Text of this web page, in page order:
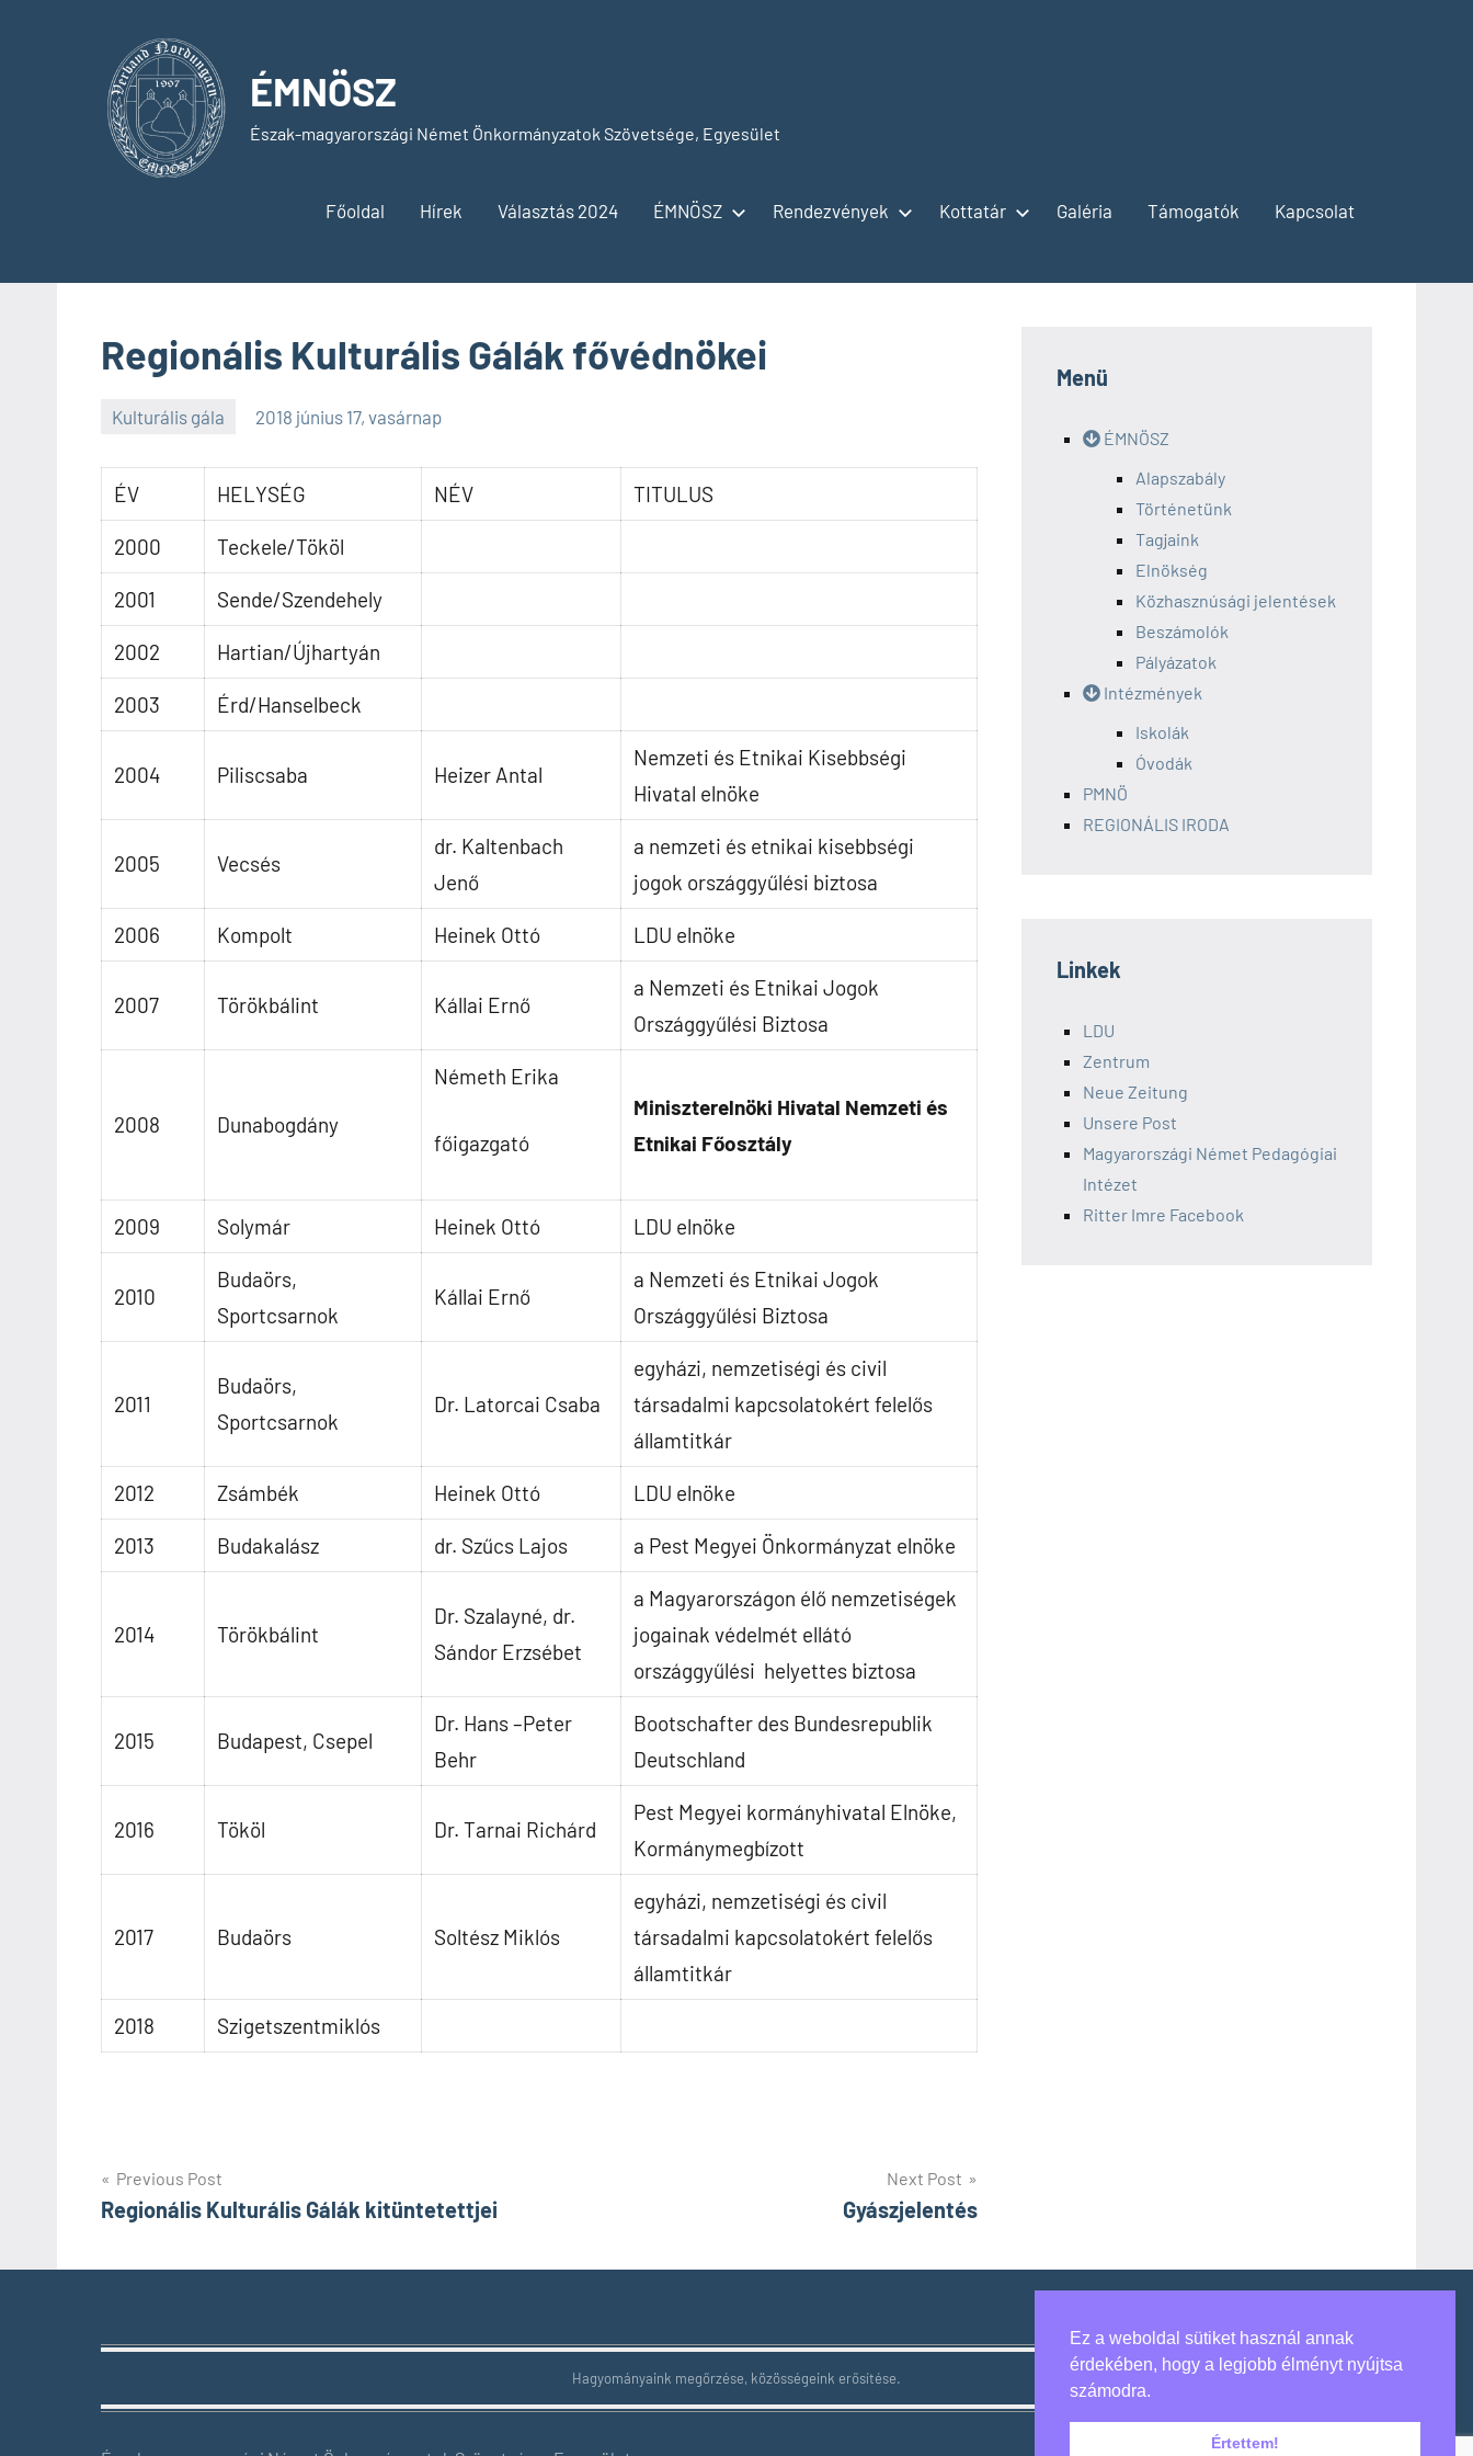
ÉMNÖSZ
Észak-magyarországi Német Önkormányzatok Szövetsége, Egyesület
Főoldal Hírek Választás 2024 ÉMNÖSZ Rendezvények Kottatár Galéria Támogatók Kapcsolat
Regionális Kulturális Gálák fővédnökei
Kulturális gála 2018 június 17, vasárnap
ÉV HELYSÉG NÉV TITULUS
2000 Teckele/Tököl
2001 Sende/Szendehely
2002 Hartian/Újhartyán
2003 Érd/Hanselbeck
2004 Piliscsaba Heizer Antal
Nemzeti és Etnikai Kisebbségi
Hivatal elnöke
2005 Vecsés
dr. Kaltenbach
Jenő
a nemzeti és etnikai kisebbségi
jogok országgyűlési biztosa
2006 Kompolt Heinek Ottó LDU elnöke
2007 Törökbálint Kállai Ernő
a Nemzeti és Etnikai Jogok
Országgyűlési Biztosa
2008 Dunabogdány
Németh Erika
főigazgató
Miniszterelnöki Hivatal Nemzeti és
Etnikai Főosztály
2009 Solymár Heinek Ottó LDU elnöke
2010
Budaörs,
Sportcsarnok
Kállai Ernő
a Nemzeti és Etnikai Jogok
Országgyűlési Biztosa
2011
Budaörs,
Sportcsarnok
Dr. Latorcai Csaba
egyházi, nemzetiségi és civil
társadalmi kapcsolatokért felelős
államtitkár
2012 Zsámbék Heinek Ottó LDU elnöke
2013 Budakalász dr. Szűcs Lajos a Pest Megyei Önkormányzat elnöke
2014 Törökbálint
Dr. Szalayné, dr.
Sándor Erzsébet
a Magyarországon élő nemzetiségek
jogainak védelmét ellátó
országgyűlési helyettes biztosa
2015 Budapest, Csepel
Dr. Hans –Peter
Behr
Bootschafter des Bundesrepublik
Deutschland
2016 Tököl Dr. Tarnai Richárd
Pest Megyei kormányhivatal Elnöke,
Kormánymegbízott
2017 Budaörs Soltész Miklós
egyházi, nemzetiségi és civil
társadalmi kapcsolatokért felelős
államtitkár
2018 Szigetszentmiklós
Bejegyzés
navigáció
Previous Post
Regionális Kulturális Gálák kitüntetettjei
Next Post
Gyászjelentés
Menü
ÉMNÖSZ
Alapszabály
Történetünk
Tagjaink
Elnökség
Közhasznúsági jelentések
Beszámolók
Pályázatok
Intézmények
Iskolák
Óvodák
PMNÖ
REGIONÁLIS IRODA
Linkek
LDU
Zentrum
Neue Zeitung
Unsere Post
Magyarországi Német Pedagógiai
Intézet
Ritter Imre Facebook
Hagyományaink megőrzése, közösségeink erősítése.
Ez a weboldal sütiket használ annak
érdekében, hogy a legjobb élményt nyújtsa
számodra.
Értettem!